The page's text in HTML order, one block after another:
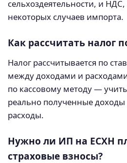
сельхоздеятельности, и
некоторых случаев импорта.
Как рассчитать налог
Налог рассчитывается по
между доходами и
по кассовому методу —
реально полученные
расходы.
Нужно ли ИП на ЕСХН
страховые взносы?